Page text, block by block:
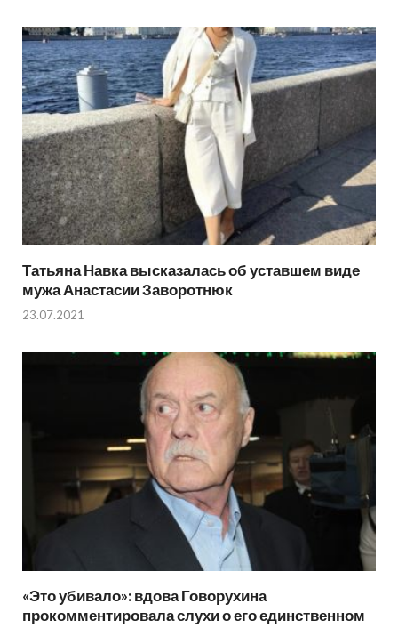
Татьяна Навка высказалась об уставшем виде
мужа Анастасии Заворотнюк
23.07.2021
«Это убивало»: вдова Говорухина
прокомментировала слухи о его единственном